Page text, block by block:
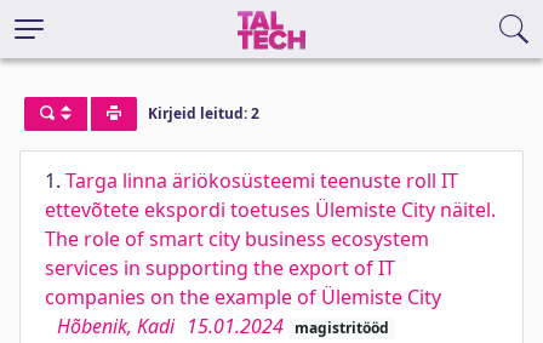
Kirjeid leitud: 2
1. Targa linna äriökosüsteemi teenuste roll IT
ettevõtete ekspordi toetuses Ülemiste City näitel.
The role of smart city business ecosystem
services in supporting the export of IT
companies on the example of Ülemiste City
Hõbenik, Kadi 15.01.2024 magistritööd